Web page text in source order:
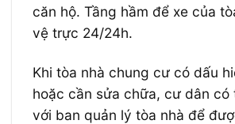
căn hộ. Tầng hầm để xe của
vệ trực 24/24h.
Khi tòa nhà chung cư có dấu
hoặc cần sửa chữa, cư dân có
với ban quản lý tòa nhà để